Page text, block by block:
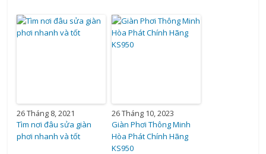
26 Tháng 8, 2021
Tìm nơi đâu sửa giàn
phơi nhanh và tốt
26 Tháng 10, 2023
Giàn Phơi Thông Minh
Hòa Phát Chính Hãng
KS950